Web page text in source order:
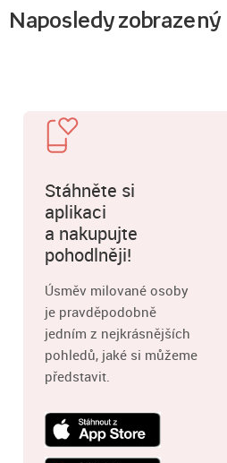
Naposledy zobrazený
Stáhněte si
aplikaci
a nakupujte
pohodlněji!
Úsměv milované osoby
je pravděpodobně
jedním z nejkrásnějších
pohledů, jaké si můžeme
představit.